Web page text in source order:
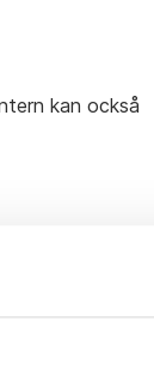
kan också
Inför